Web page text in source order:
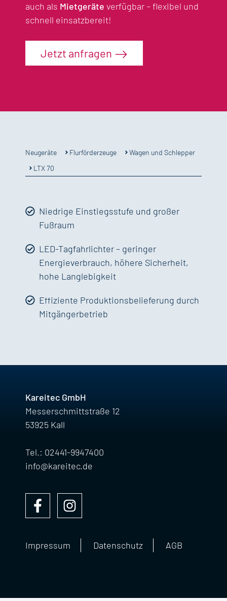
auch als Mietgeräte verfügbar – flexibel und
schnell einsatzbereit!
Jetzt anfragen
Neugeräte Flurförderzeuge
Wagen und Schlepper
LTX 70
Niedrige Einstiegsstufe und großer
Fußraum
LED-Tagfahrlichter – geringer
Energieverbrauch, höhere Sicherheit,
hohe Langlebigkeit
Effiziente Produktionsbelieferung durch
Mitgängerbetrieb
Kareitec GmbH
Messerschmittstraße 12
53925 Kall
Tel.: 02441-9947400
info@kareitec.de
Impressum Datenschutz AGB